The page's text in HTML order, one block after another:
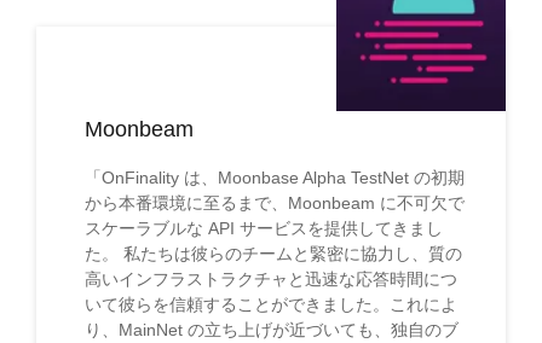
Moonbeam
「OnFinality は、Moonbase Alpha TestNet の初期
から本番環境に至るまで、Moonbeam に不可欠で
スケーラブルな API サービスを提供してきまし
た。 私たちは彼らのチームと緊密に協力し、質の
高いインフラストラクチャと迅速な応答時間につ
いて彼らを信頼することができました。これによ
り、MainNet の立ち上げが近づいても、独自のブ